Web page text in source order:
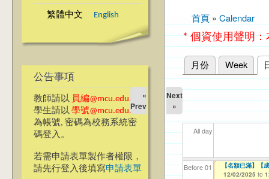
繁體中文 English
公告事項
教師請以 員編@mcu.edu.tw
學生請以 學號@mcu.edu.tw
為帳號, 密碼為校務系統密
碼登入。
若需申請表單製作者權限，
請先行登入後填寫申請表單
您在這裡
首頁 » Calendar
* 個資使用聲明
主要索引標籤
月份 Week
«
Prev
Next
»
All day
Before 01
【資網處】
整合系統～表單
【財務處】工讀
11/12/2021 to
【財務處】漏打
錄
04/
02/
03/
【
07/
09/
＊69週年校慶
12/01/2025 to
【名額已滿】【
12/02/2025 to